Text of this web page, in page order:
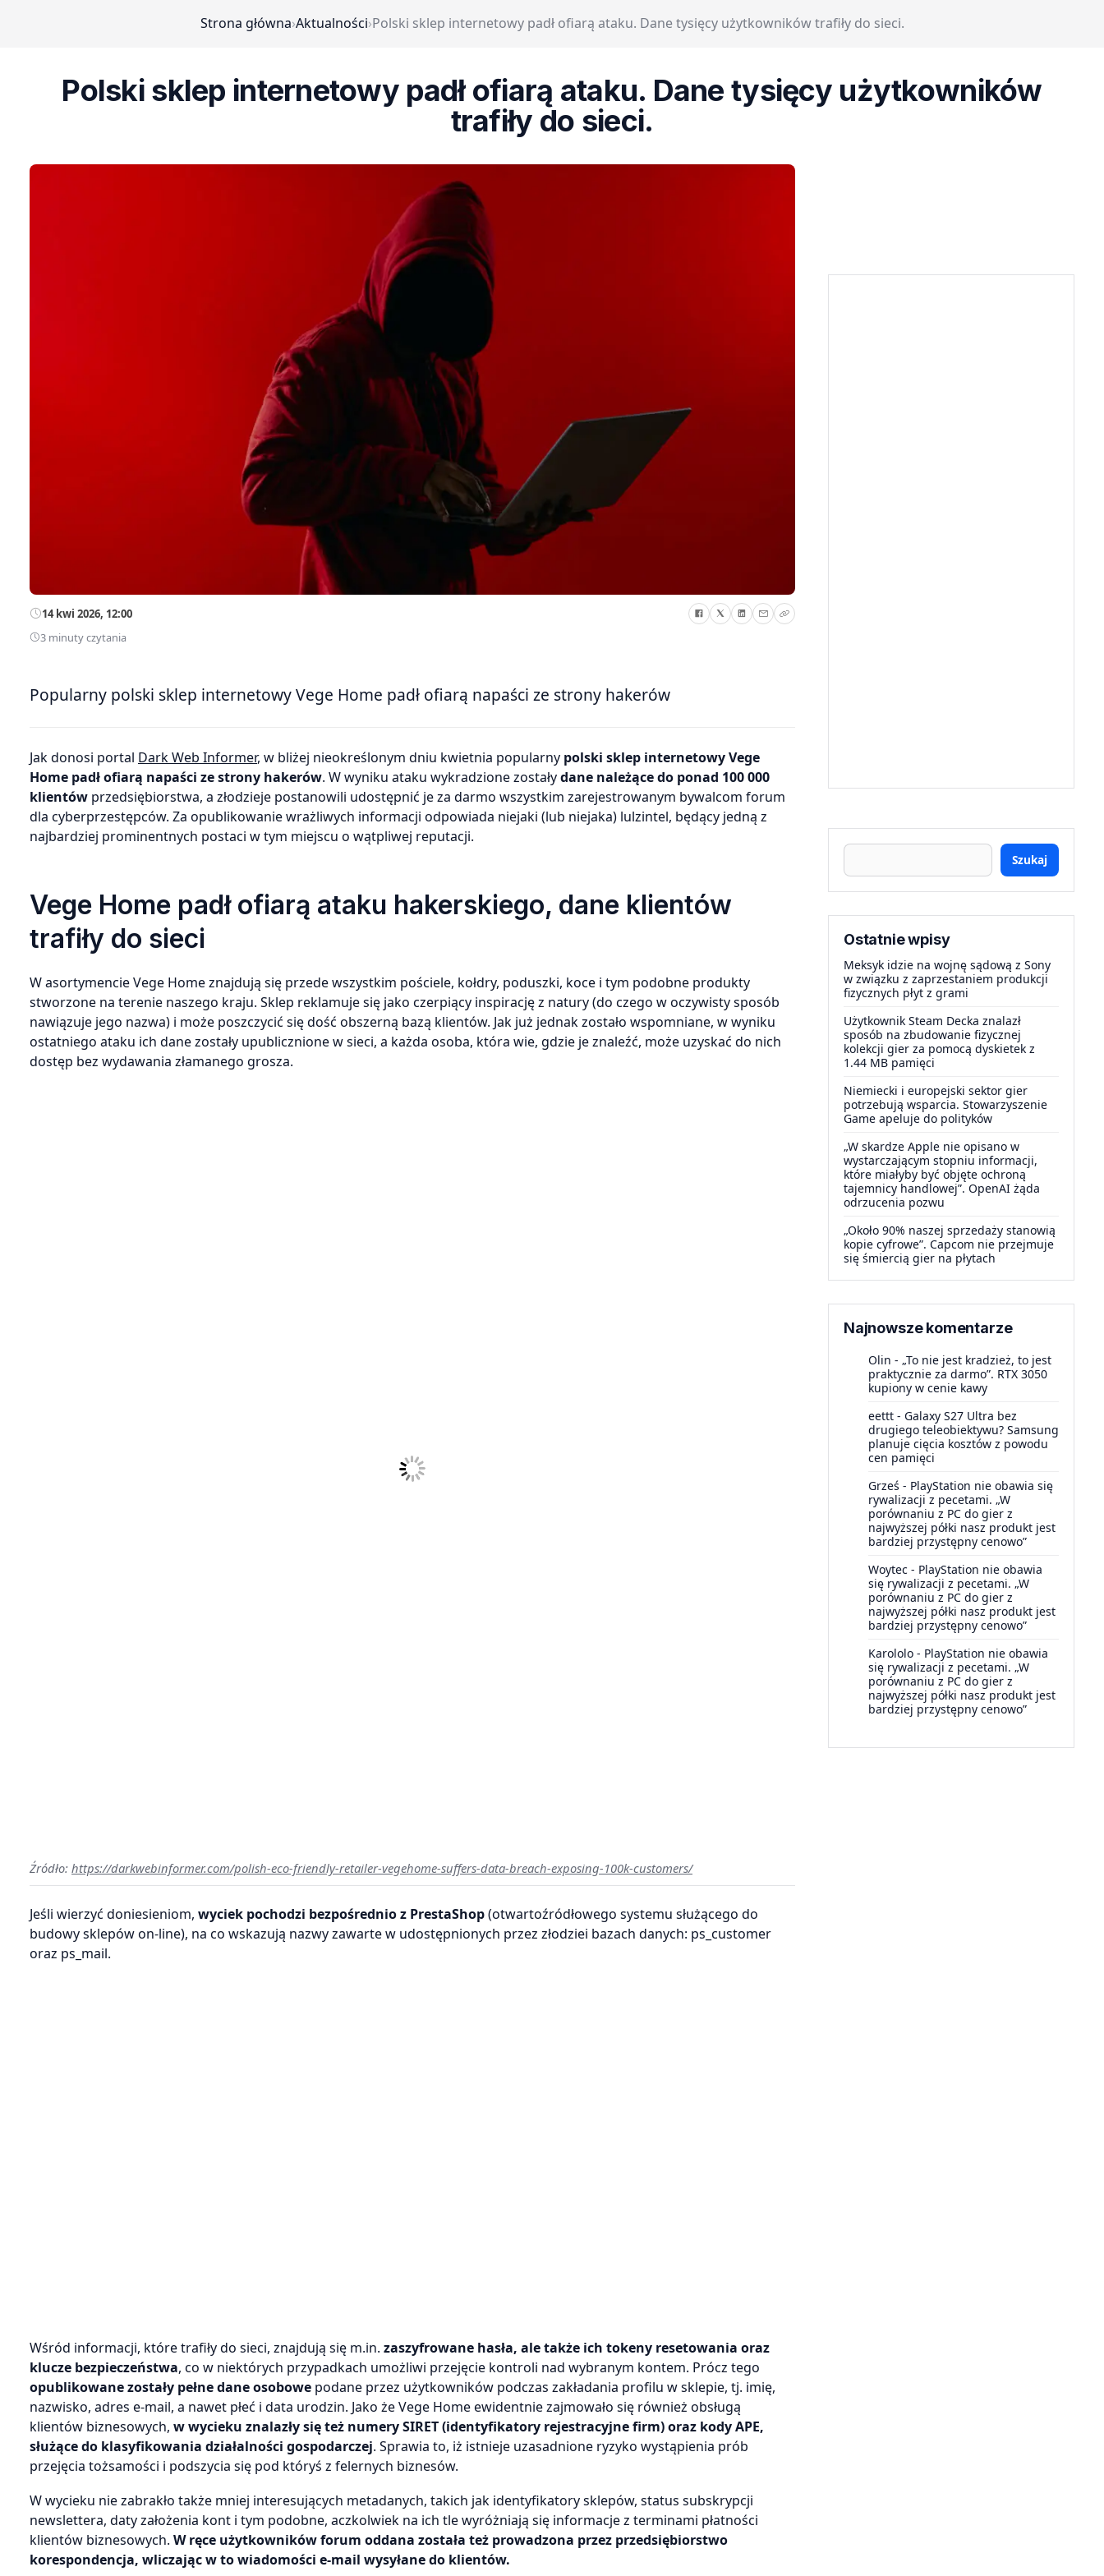
Strona główna›Aktualności›Polski sklep internetowy padł ofiarą ataku. Dane tysięcy użytkowników trafiły do sieci.
Polski sklep internetowy padł ofiarą ataku. Dane tysięcy użytkowników
trafiły do sieci.
14 kwi 2026, 12:00
3 minuty czytania
Popularny polski sklep internetowy Vege Home padł ofiarą napaści ze strony hakerów
Jak donosi portal Dark Web Informer, w bliżej nieokreślonym dniu kwietnia popularny polski sklep internetowy Vege
Home padł ofiarą napaści ze strony hakerów. W wyniku ataku wykradzione zostałydane należące do ponad 100 000
klientów przedsiębiorstwa, a złodzieje postanowili udostępnić je za darmo wszystkim zarejestrowanym bywalcom forum
dla cyberprzestępców. Za opublikowanie wrażliwych informacji odpowiada niejaki (lub niejaka) lulzintel, będący jedną z
najbardziej prominentnych postaci w tym miejscu o wątpliwej reputacji.
Vege Home padł ofiarą ataku hakerskiego, dane klientów
trafiły do sieci
W asortymencie Vege Home znajdują się przede wszystkim pościele, kołdry, poduszki, koce i tym podobne produkty
stworzone na terenie naszego kraju. Sklep reklamuje się jako czerpiący inspirację z natury (do czego w oczywisty sposób
nawiązuje jego nazwa) i może poszczycić się dość obszerną bazą klientów. Jak już jednak zostało wspomniane, w wyniku
ostatniego ataku ich dane zostały upublicznione w sieci, a każda osoba, która wie, gdzie je znaleźć, może uzyskać do nich
dostęp bez wydawania złamanego grosza.
Źródło: https://darkwebinformer.com/polish-eco-friendly-retailer-vegehome-suffers-data-breach-exposing-100k-customers/
Jeśli wierzyć doniesieniom, wyciek pochodzi bezpośrednio z PrestaShop(otwartoźródłowego systemu służącego do
budowy sklepów on-line), na co wskazują nazwy zawarte w udostępnionych przez złodziei bazach danych: ps_customer
oraz ps_mail.
Wśród informacji, które trafiły do sieci, znajdują się m.in. zaszyfrowane hasła, ale także ich tokeny resetowania oraz
klucze bezpieczeństwa, co w niektórych przypadkach umożliwi przejęcie kontroli nad wybranym kontem. Prócz tego
opublikowane zostały pełne dane osobowe podane przez użytkowników podczas zakładania profilu w sklepie, tj. imię,
nazwisko, adres e-mail, a nawet płeć i data urodzin. Jako że Vege Home ewidentnie zajmowało się również obsługą
klientów biznesowych, w wycieku znalazły się też numery SIRET (identyfikatory rejestracyjne firm) oraz kody APE,
służące do klasyfikowania działalności gospodarczej. Sprawia to, iż istnieje uzasadnione ryzyko wystąpienia prób
przejęcia tożsamości i podszycia się pod któryś z felernych biznesów.
W wycieku nie zabrakło także mniej interesujących metadanych, takich jak identyfikatory sklepów, status subskrypcji
newslettera, daty założenia kont i tym podobne, aczkolwiek na ich tle wyróżniają się informacje z terminami płatności
klientów biznesowych. W ręce użytkowników forum oddana została też prowadzona przez przedsiębiorstwo
korespondencja, wliczając w to wiadomości e-mail wysyłane do klientów.
Szukaj
Ostatnie wpisy
Meksyk idzie na wojnę sądową z Sony
w związku z zaprzestaniem produkcji
fizycznych płyt z grami
Użytkownik Steam Decka znalazł
sposób na zbudowanie fizycznej
kolekcji gier za pomocą dyskietek z
1.44 MB pamięci
Niemiecki i europejski sektor gier
potrzebują wsparcia. Stowarzyszenie
Game apeluje do polityków
„W skardze Apple nie opisano w
wystarczającym stopniu informacji,
które miałyby być objęte ochroną
tajemnicy handlowej”. OpenAI żąda
odrzucenia pozwu
„Około 90% naszej sprzedaży stanowią
kopie cyfrowe”. Capcom nie przejmuje
się śmiercią gier na płytach
Najnowsze komentarze
Olin - „To nie jest kradzież, to jest
praktycznie za darmo”. RTX 3050
kupiony w cenie kawy
eettt - Galaxy S27 Ultra bez
drugiego teleobiektywu? Samsung
planuje cięcia kosztów z powodu
cen pamięci
Grześ - PlayStation nie obawia się
rywalizacji z pecetami. „W
porównaniu z PC do gier z
najwyższej półki nasz produkt jest
bardziej przystępny cenowo”
Woytec - PlayStation nie obawia
się rywalizacji z pecetami. „W
porównaniu z PC do gier z
najwyższej półki nasz produkt jest
bardziej przystępny cenowo”
Karololo - PlayStation nie obawia
się rywalizacji z pecetami. „W
porównaniu z PC do gier z
najwyższej półki nasz produkt jest
bardziej przystępny cenowo”